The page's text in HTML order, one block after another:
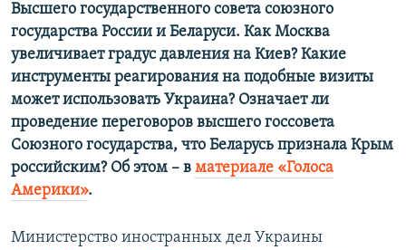
Высшего государственного совета союзного
государства России и Беларуси. Как Москва
увеличивает градус давления на Киев? Какие
инструменты реагирования на подобные визиты
может использовать Украина? Означает ли
проведение переговоров высшего госсовета
Союзного государства, что Беларусь признала Крым
российским? Об этом – в материале «Голоса
Америки».
Министерство иностранных дел Украины